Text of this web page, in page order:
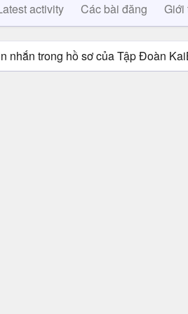
activity Các bài đăng Giới
nhắn trong hồ sơ của Tập Đoàn